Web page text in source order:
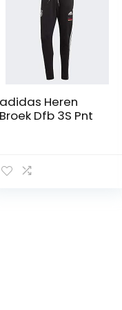
adidas Heren
Broek Dfb 3S Pnt